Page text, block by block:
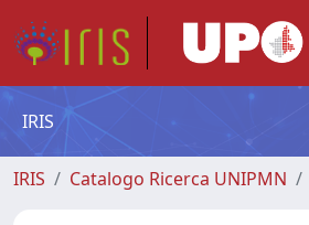
IRIS
IRIS Catalogo Ricerca UNIPMN